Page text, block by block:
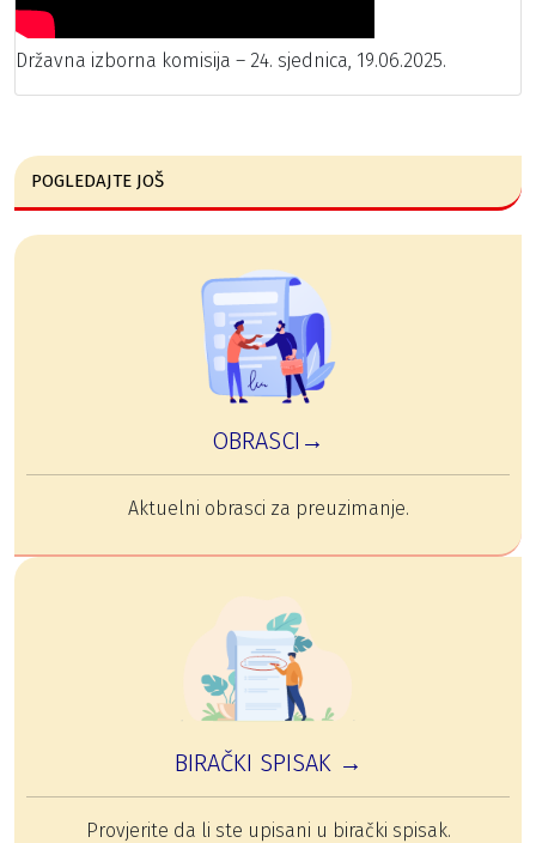
Državna izborna komisija – 24. sjednica, 19.06.2025.
POGLEDAJTE JOŠ
OBRASCI→
Aktuelni obrasci za preuzimanje.
BIRAČKI SPISAK →
Provjerite da li ste upisani u birački spisak.